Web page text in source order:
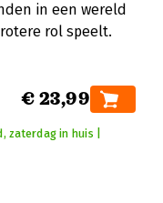
in een wereld
rol speelt.
€ 23,99
zaterdag in huis |